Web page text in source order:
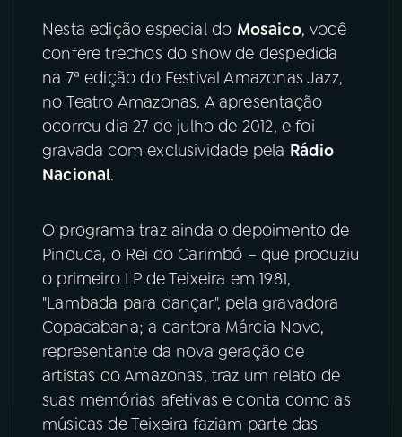
Nesta edição especial do Mosaico, você
confere trechos do show de despedida
na 7ª edição do Festival Amazonas Jazz,
no Teatro Amazonas. A apresentação
ocorreu dia 27 de julho de 2012, e foi
gravada com exclusividade pela Rádio
Nacional.
O programa traz ainda o depoimento de
Pinduca, o Rei do Carimbó – que produziu
o primeiro LP de Teixeira em 1981,
"Lambada para dançar", pela gravadora
Copacabana; a cantora Márcia Novo,
representante da nova geração de
artistas do Amazonas, traz um relato de
suas memórias afetivas e conta como as
músicas de Teixeira faziam parte das